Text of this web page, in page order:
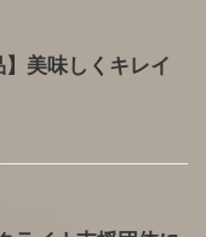
】美味しくキレイ